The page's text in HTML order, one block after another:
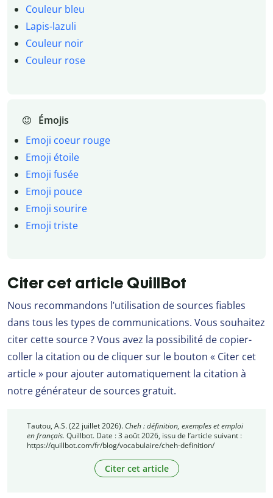
Couleur bleu
Lapis-lazuli
Couleur noir
Couleur rose
Émojis
Emoji coeur rouge
Emoji étoile
Emoji fusée
Emoji pouce
Emoji sourire
Emoji triste
Citer cet article QuillBot
Nous recommandons l’utilisation de sources fiables
dans tous les types de communications. Vous souhaitez
citer cette source ? Vous avez la possibilité de copier-
coller la citation ou de cliquer sur le bouton « Citer cet
article » pour ajouter automatiquement la citation à
notre générateur de sources gratuit.
Tautou, A.S. (22 juillet 2026). Cheh : définition, exemples et emploi
en français. Quillbot. Date : 3 août 2026, issu de l’article suivant :
https://quillbot.com/fr/blog/vocabulaire/cheh-definition/
Citer cet article